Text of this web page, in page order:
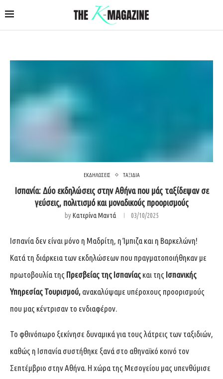
ΕΚΔΗΛΩΣΕΙΣ ΤΑΞΙΔΙΑ
Ισπανία: Δύο εκδηλώσεις στην Αθήνα που μάς ταξίδεψαν σε
γεύσεις, πολιτισμό και μοναδικούς προορισμούς
byΚατερίνα Μαντά 03/10/2025
Ισπανία δεν είναι μόνο η Μαδρίτη, η Ίμπιζα και η Βαρκελώνη!
Κατά τη διάρκεια των εκδηλώσεων που πραγματοποιήθηκαν με
πρωτοβουλία της Πρεσβείας της Ισπανίας και της Ισπανικής
Υπηρεσίας Τουρισμού, ανακαλύψαμε υπέροχους προορισμούς
που μας κέντρισαν το ενδιαφέρον.
Το φθινόπωρο ξεκίνησε δυναμικά για τους λάτρεις των ταξιδιών,
καθώς η Ισπανία συστήθηκε ξανά στο αθηναϊκό κοινό τον
Σεπτέμβριο στην Αθήνα. Η χώρα της Μεσογείου μας υπενθύμισε